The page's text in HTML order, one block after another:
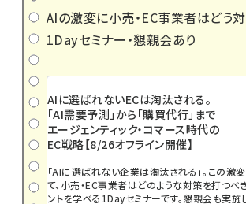
AIの激変に小売・EC事業者はどう
1Dayセミナー・懇親会あり
AIに選ばれないECは淘汰される。
「AI需要予測」から「購買代行」まで
エージェンティック・コマース時代の
EC戦略【8/26オフライン開催】
「AIに選ばれない企業は淘汰される」――。この激
て、小売・EC事業者はどのような対策を打つべ
ントを学べる1Dayセミナーです。懇親会も実施し